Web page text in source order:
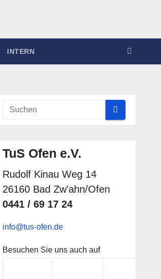
INTERN
TuS Ofen e.V.
Rudolf Kinau Weg 14
26160 Bad Zw'ahn/Ofen
0441 / 69 17 24
info@tus-ofen.de
Besuchen Sie uns auch auf